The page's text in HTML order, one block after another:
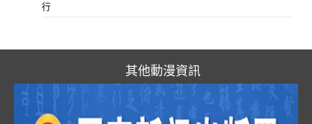
行
其他動漫資訊